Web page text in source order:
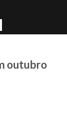
outubro